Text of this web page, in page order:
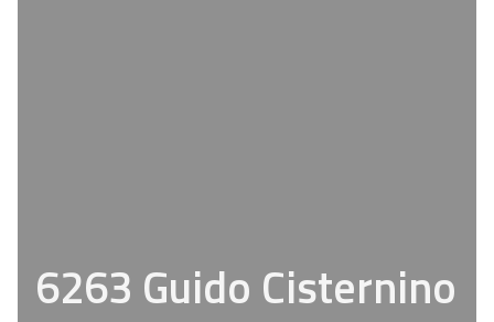
6263 Guido Cisternino